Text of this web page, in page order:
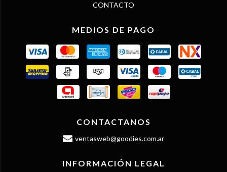
CONTACTO
MEDIOS DE PAGO
CONTACTANOS
ventasweb@goodies.com.ar
INFORMACIÓN LEGAL